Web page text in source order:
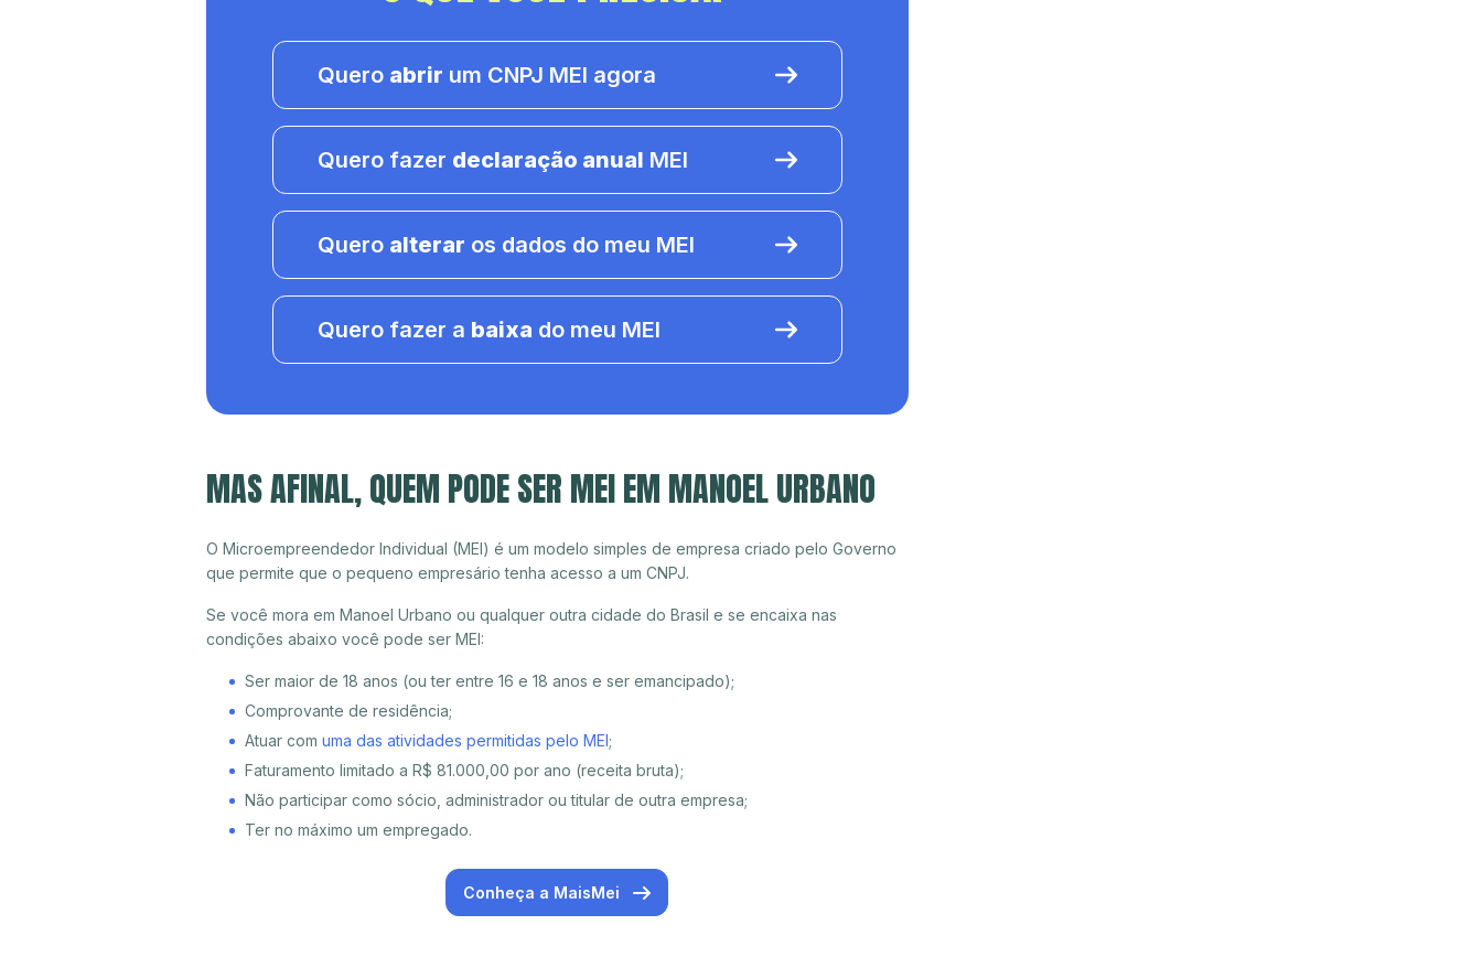
Quero abrir um CNPJ MEI agora
Quero fazer declaração anual MEI
Quero alterar os dados do meu MEI
Quero fazer a baixa do meu MEI
MAS AFINAL, QUEM PODE SER MEI EM MANOEL URBANO
O Microempreendedor Individual (MEI) é um modelo simples de empresa criado pelo Governo
que permite que o pequeno empresário tenha acesso a um CNPJ.
Se você mora em Manoel Urbano ou qualquer outra cidade do Brasil e se encaixa nas
condições abaixo você pode ser MEI:
Ser maior de 18 anos (ou ter entre 16 e 18 anos e ser emancipado);
Comprovante de residência;
Atuar com uma das atividades permitidas pelo MEI;
Faturamento limitado a R$ 81.000,00 por ano (receita bruta);
Não participar como sócio, administrador ou titular de outra empresa;
Ter no máximo um empregado.
Conheça a MaisMei